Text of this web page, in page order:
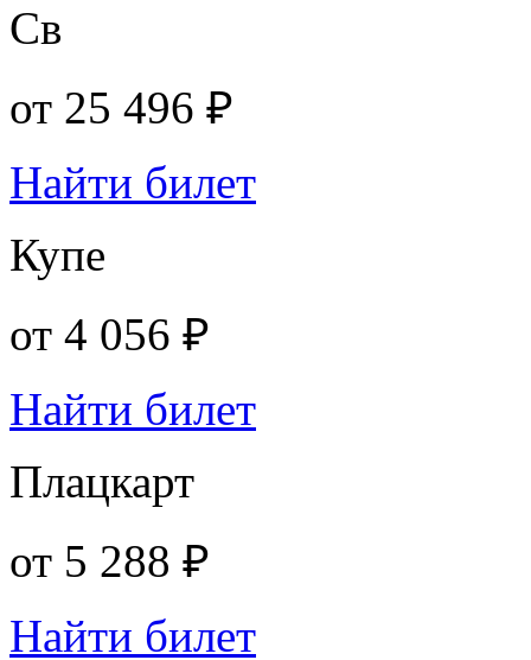
Св
от 25 496 ₽
Найти билет
Купе
от 4 056 ₽
Найти билет
Плацкарт
от 5 288 ₽
Найти билет